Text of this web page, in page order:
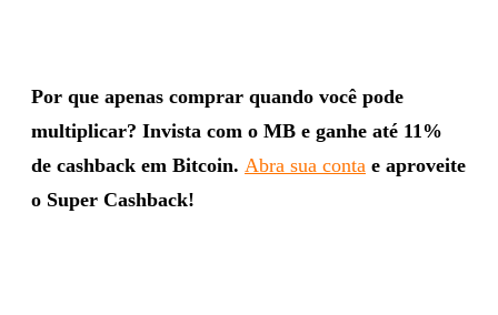
Por que apenas comprar quando você pode
multiplicar? Invista com o MB e ganhe até 11%
de cashback em Bitcoin. Abra sua conta e aproveite
o Super Cashback!